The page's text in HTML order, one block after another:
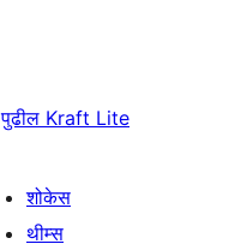
पुढील Kraft Lite
शोकेस
थीम्स